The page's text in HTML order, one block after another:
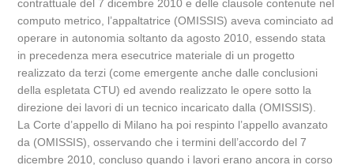
contrattuale del 7 dicembre 2010 e delle clausole contenute nel
computo metrico, l’appaltatrice (OMISSIS) aveva cominciato ad
operare in autonomia soltanto da agosto 2010, essendo stata
in precedenza mera esecutrice materiale di un progetto
realizzato da terzi (come emergente anche dalle conclusioni
della espletata CTU) ed avendo realizzato le opere sotto la
direzione dei lavori di un tecnico incaricato dalla (OMISSIS).
La Corte d’appello di Milano ha poi respinto l’appello avanzato
da (OMISSIS), osservando che i termini dell’accordo del 7
dicembre 2010, concluso quando i lavori erano ancora in corso